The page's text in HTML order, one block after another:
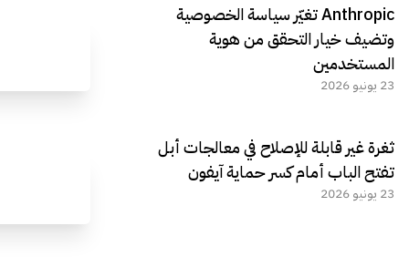
Anthropic تغيّر سياسة الخصوصية
وتضيف خيار التحقق من هوية
المستخدمين
23 يونيو 2026
ثغرة غير قابلة للإصلاح في معالجات أبل
تفتح الباب أمام كسر حماية آيفون
23 يونيو 2026